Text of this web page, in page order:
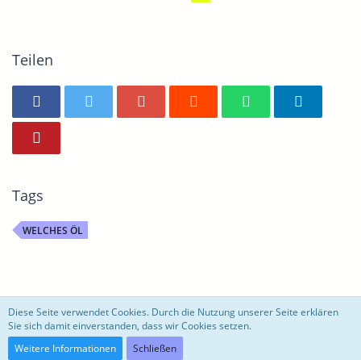
Teilen
Tags
WELCHES ÖL
motoblog
Community-Software:
Diese Seite verwendet Cookies. Durch die Nutzung unserer Seite erklären
Sie sich damit einverstanden, dass wir Cookies setzen.
Weitere Informationen
Schließen